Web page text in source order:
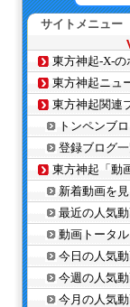
サイトメニュー
東方神起-X-の
東方神起ニュ
東方神起関連
トンペンブ
登録ブログ
東方神起「動
新着動画を
最近の人気
動画トータ
今日の人気
今週の人気
今月の人気